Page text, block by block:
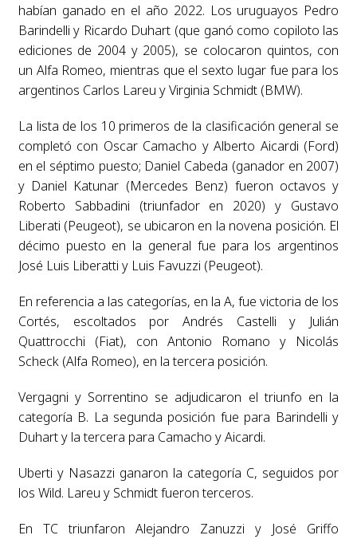
habían ganado en el año 2022. Los uruguayos Pedro
Barindelli y Ricardo Duhart (que ganó como copiloto las
ediciones de 2004 y 2005), se colocaron quintos, con
un Alfa Romeo, mientras que el sexto lugar fue para los
argentinos Carlos Lareu y Virginia Schmidt (BMW).
La lista de los 10 primeros de la clasificación general se
completó con Oscar Camacho y Alberto Aicardi (Ford)
en el séptimo puesto; Daniel Cabeda (ganador en 2007)
y Daniel Katunar (Mercedes Benz) fueron octavos y
Roberto Sabbadini (triunfador en 2020) y Gustavo
Liberati (Peugeot), se ubicaron en la novena posición. El
décimo puesto en la general fue para los argentinos
José Luis Liberatti y Luis Favuzzi (Peugeot).
En referencia a las categorías, en la A, fue victoria de los
Cortés, escoltados por Andrés Castelli y Julián
Quattrocchi (Fiat), con Antonio Romano y Nicolás
Scheck (Alfa Romeo), en la tercera posición.
Vergagni y Sorrentino se adjudicaron el triunfo en la
categoría B. La segunda posición fue para Barindelli y
Duhart y la tercera para Camacho y Aicardi.
Uberti y Nasazzi ganaron la categoría C, seguidos por
los Wild. Lareu y Schmidt fueron terceros.
En TC triunfaron Alejandro Zanuzzi y José Griffo